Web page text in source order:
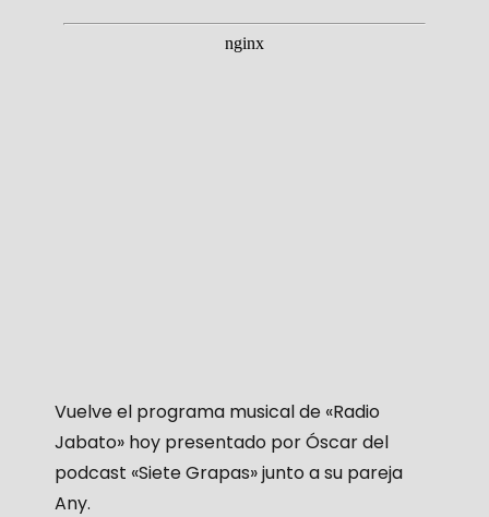
Vuelve el programa musical de «Radio
Jabato» hoy presentado por Óscar del
podcast «Siete Grapas» junto a su pareja
Any.